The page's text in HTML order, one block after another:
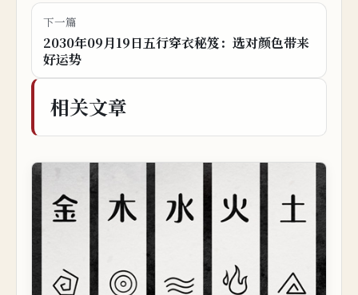
下一篇
2030年09月19日五行穿衣秘笈：选对颜色带来
好运势
相关文章